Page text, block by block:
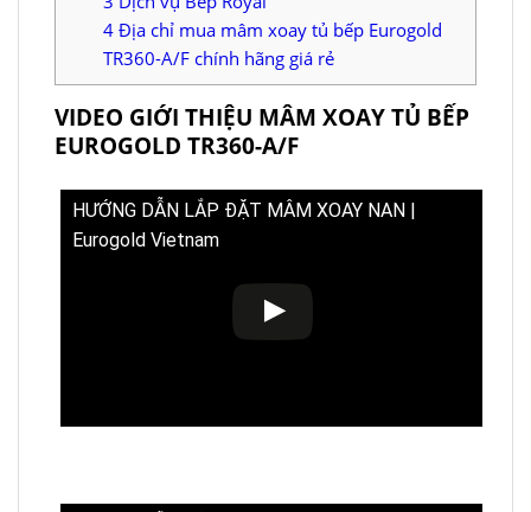
4 Địa chỉ mua mâm xoay tủ bếp Eurogold
TR360-A/F chính hãng giá rẻ
VIDEO GIỚI THIỆU MÂM XOAY TỦ BẾP
EUROGOLD TR360-A/F
HƯỚNG DẪN LẮP ĐẶT MÂM XOAY NAN |
Eurogold Vietnam